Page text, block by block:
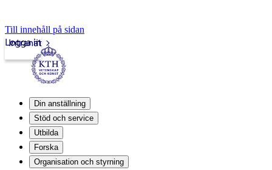
Till innehåll på sidan
Intranät
Logga in
Din anställning
Stöd och service
Utbilda
Forska
Organisation och styrning